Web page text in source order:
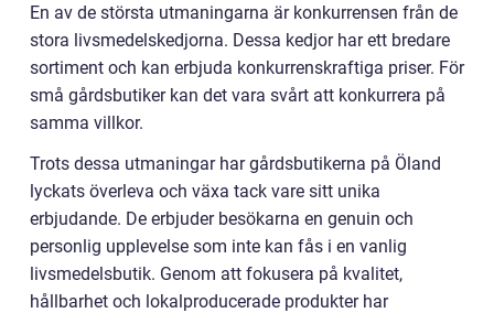
En av de största utmaningarna är konkurrensen från de
stora livsmedelskedjorna. Dessa kedjor har ett bredare
sortiment och kan erbjuda konkurrenskraftiga priser. För
små gårdsbutiker kan det vara svårt att konkurrera på
samma villkor.
Trots dessa utmaningar har gårdsbutikerna på Öland
lyckats överleva och växa tack vare sitt unika
erbjudande. De erbjuder besökarna en genuin och
personlig upplevelse som inte kan fås i en vanlig
livsmedelsbutik. Genom att fokusera på kvalitet,
hållbarhet och lokalproducerade produkter har